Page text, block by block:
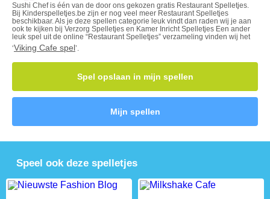
Sushi Chef is één van de door ons gekozen gratis Restaurant Spelletjes.
Bij Kinderspelletjes.be zijn er nog veel meer Restaurant Spelletjes
beschikbaar. Als je deze spellen categorie leuk vindt dan raden wij je aan
ook te kijken bij Verzorg Spelletjes en Kamer Inricht Spelletjes Een ander
leuk spel uit de online “Restaurant Spelletjes” verzameling vinden wij het
‘Viking Cafe spel’.
Spel opslaan in mijn spellen
Mijn spellen
Speel ook deze spelletjes